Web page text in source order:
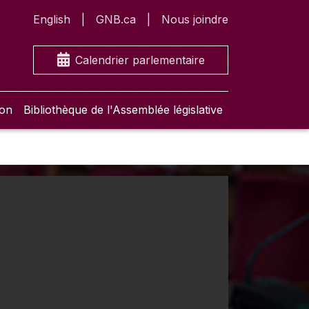
English GNB.ca Nous joindre
Calendrier parlementaire
Bibliothèque de l'Assemblée législative